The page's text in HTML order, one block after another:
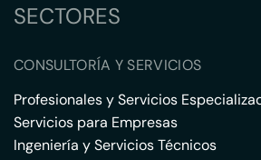
SECTORES
CONSULTORÍA Y SERVICIOS
Profesionales y Servicios
Servicios para Empresas
Ingeniería y Servicios Técnicos